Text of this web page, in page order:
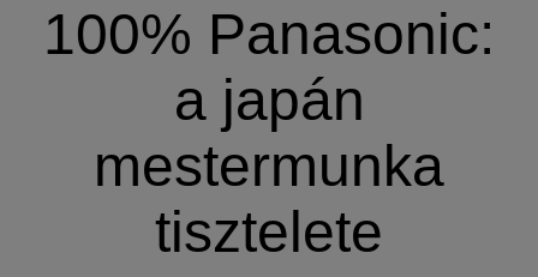
100% Panasonic:
a japán
mestermunka
tisztelete